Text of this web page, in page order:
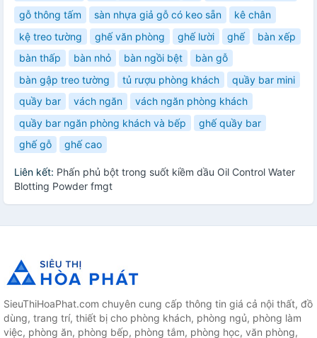
gỗ thông tấm
sàn nhựa giả gỗ có keo sẵn
kê chân
kệ treo tường
ghế văn phòng ghế lười ghế
bàn xếp
bàn thấp
bàn nhỏ bàn ngồi bệt
bàn gỗ
bàn gập treo tường
tủ rượu phòng khách
quầy bar mini
quầy bar
vách ngăn
vách ngăn phòng khách
quầy bar ngăn phòng khách và bếp
ghế quầy bar
ghế gỗ
ghế cao
Liên kết: Phấn phủ bột trong suốt kiềm dầu Oil Control Water
Blotting Powder fmgt
SieuThiHoaPhat.com chuyên cung cấp thông tin giá cả nội thất, đồ
dùng, trang trí, thiết bị cho phòng khách, phòng ngủ, phòng làm
việc, phòng ăn, phòng bếp, phòng tắm, phòng học, văn phòng,